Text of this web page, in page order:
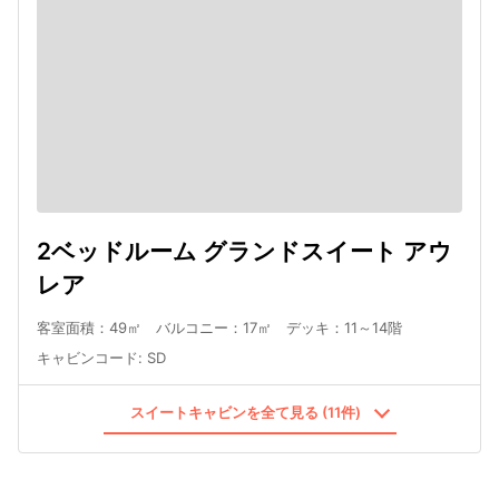
2ベッドルーム グランドスイート アウ
レア
客室面積：49㎡ バルコニー：17㎡ デッキ：11～14階
キャビンコード: SD
スイートキャビンを全て見る (11件)